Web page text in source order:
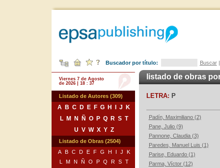
Buscador por título: Buscar
Viernes 7 de Agosto
de 2026 | 18 : 37
Listado de Autores (309)
A B C D E F G H J
K
L
M N Ñ O P Q R S T
U V W X Y Z
Listado de Obras (2504)
A
B C D E F G H I J
K
L
M N Ñ O P Q R S T
listado de obras
LETRA: P
Padín, Maximiliano (2)
Pane, Julio (9)
Pannone, Claudia (3)
Paredes, Manuel Luis (1)
Parise, Eduardo (1)
Parma, Víctor (12)